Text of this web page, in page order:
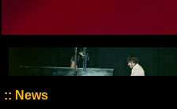
News